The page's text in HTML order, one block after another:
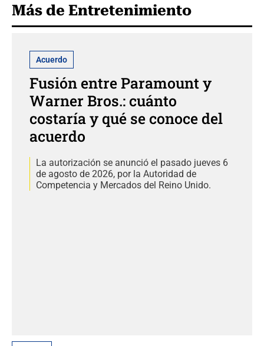
Más de Entretenimiento
Acuerdo
Fusión entre Paramount y
Warner Bros.: cuánto
costaría y qué se conoce del
acuerdo
La autorización se anunció el pasado jueves 6
de agosto de 2026, por la Autoridad de
Competencia y Mercados del Reino Unido.